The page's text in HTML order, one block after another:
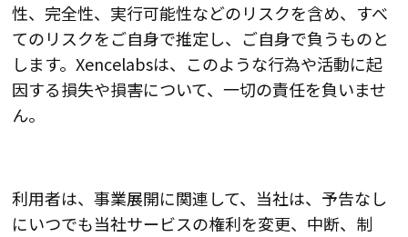
性、完全性、実行可能性などのリスクを含め、すべ
てのリスクをご自身で推定し、ご自身で負うものと
します。Xencelabsは、このような行為や活動に起
因する損失や損害について、一切の責任を負いませ
ん。
利用者は、事業展開に関連して、当社は、予告なし
にいつでも当社サービスの権利を変更、中断、制